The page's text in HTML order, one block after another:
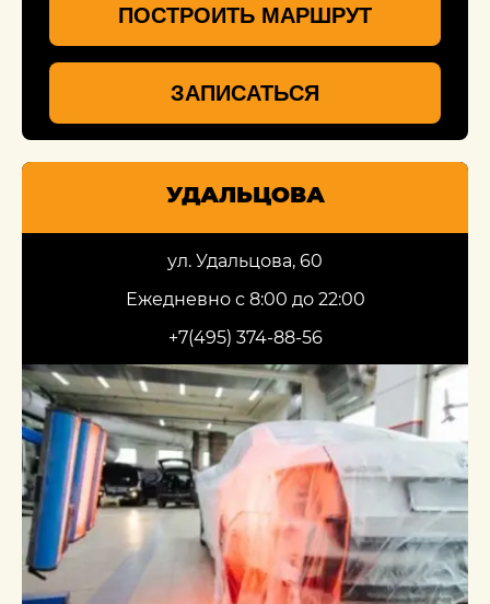
ПОСТРОИТЬ МАРШРУТ
ЗАПИСАТЬСЯ
УДАЛЬЦОВА
ул. Удальцова, 60
Ежедневно с 8:00 до 22:00
+7(495) 374-88-56